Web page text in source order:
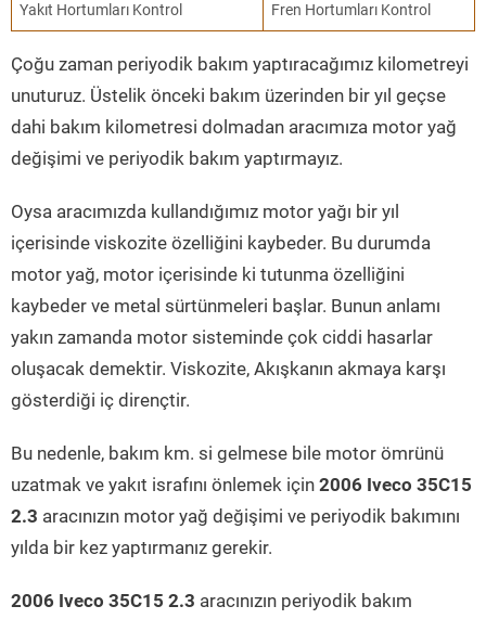
Yakıt Hortumları Kontrol Fren Hortumları Kontrol
Çoğu zaman periyodik bakım yaptıracağımız kilometreyi
unuturuz. Üstelik önceki bakım üzerinden bir yıl geçse
dahi bakım kilometresi dolmadan aracımıza motor yağ
değişimi ve periyodik bakım yaptırmayız.
Oysa aracımızda kullandığımız motor yağı bir yıl
içerisinde viskozite özelliğini kaybeder. Bu durumda
motor yağ, motor içerisinde ki tutunma özelliğini
kaybeder ve metal sürtünmeleri başlar. Bunun anlamı
yakın zamanda motor sisteminde çok ciddi hasarlar
oluşacak demektir. Viskozite, Akışkanın akmaya karşı
gösterdiği iç dirençtir.
Bu nedenle, bakım km. si gelmese bile motor ömrünü
uzatmak ve yakıt israfını önlemek için 2006 Iveco 35C15
2.3 aracınızın motor yağ değişimi ve periyodik bakımını
yılda bir kez yaptırmanız gerekir.
2006 Iveco 35C15 2.3 aracınızın periyodik bakım